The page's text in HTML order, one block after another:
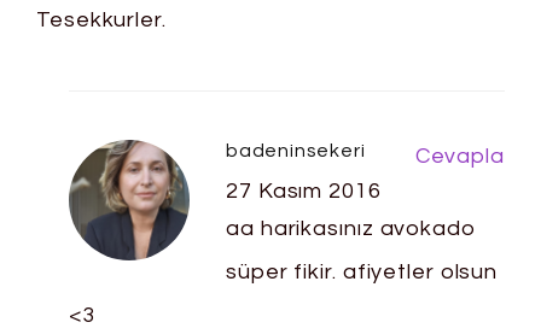
Tesekkurler.
badeninsekeri
27 Kasım 2016
aa harikasınız avokado
süper fikir. afiyetler olsun
<3
Cevapla